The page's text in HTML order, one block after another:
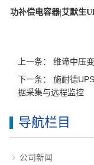
功补偿电容器|艾默生
上一条： 维谛中压
下一条： 施耐德
据采集与远程监控
导航栏目
公司新闻